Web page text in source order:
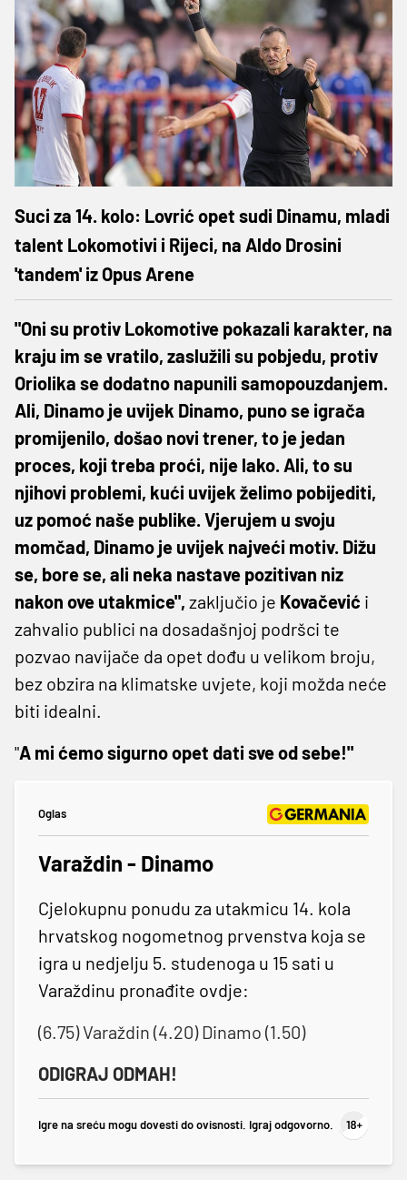
Suci za 14. kolo: Lovrić opet sudi Dinamu, mladi
talent Lokomotivi i Rijeci, na Aldo Drosini
'tandem' iz Opus Arene
"Oni su protiv Lokomotive pokazali karakter, na
kraju im se vratilo, zaslužili su pobjedu, protiv
Oriolika se dodatno napunili samopouzdanjem.
Ali, Dinamo je uvijek Dinamo, puno se igrača
promijenilo, došao novi trener, to je jedan
proces, koji treba proći, nije lako. Ali, to su
njihovi problemi, kući uvijek želimo pobijediti,
uz pomoć naše publike. Vjerujem u svoju
momčad, Dinamo je uvijek najveći motiv. Dižu
se, bore se, ali neka nastave pozitivan niz
nakon ove utakmice", zaključio je Kovačević i
zahvalio publici na dosadašnjoj podršci te
pozvao navijače da opet dođu u velikom broju,
bez obzira na klimatske uvjete, koji možda neće
biti idealni.
"A mi ćemo sigurno opet dati sve od sebe!"
Oglas
Varaždin - Dinamo
Cjelokupnu ponudu za utakmicu 14. kola
hrvatskog nogometnog prvenstva koja se
igra u nedjelju 5. studenoga u 15 sati u
Varaždinu pronađite ovdje:
(6.75) Varaždin (4.20) Dinamo (1.50)
ODIGRAJ ODMAH!
Igre na sreću mogu dovesti do ovisnosti. Igraj odgovorno.